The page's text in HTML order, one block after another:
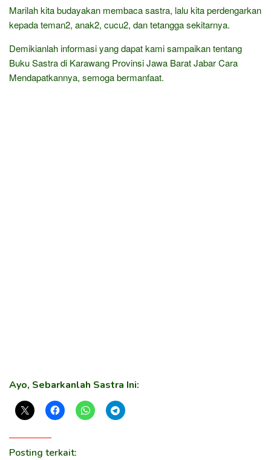
Marilah kita budayakan membaca sastra, lalu kita perdengarkan
kepada teman2, anak2, cucu2, dan tetangga sekitarnya.
Demikianlah informasi yang dapat kami sampaikan tentang
Buku Sastra di Karawang Provinsi Jawa Barat Jabar Cara
Mendapatkannya, semoga bermanfaat.
Ayo, Sebarkanlah Sastra Ini:
Posting terkait: